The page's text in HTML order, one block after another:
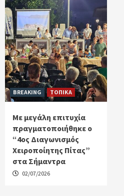
BREAKING ΤΟΠΙΚΑ
Με μεγάλη επιτυχία
πραγματοποιήθηκε ο
“4ος Διαγωνισμός
Χειροποίητης Πίτας”
στα Σήμαντρα
02/07/2026